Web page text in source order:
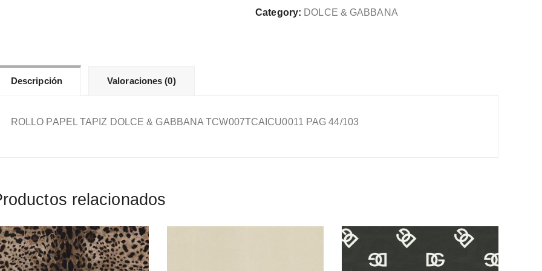
&
Category: DOLCE & GABBANA
Descripción Valoraciones (0)
ROLLO PAPEL TAPIZ DOLCE & GABBANA TCW007TCAICU0011 PAG 44/103
relacionados